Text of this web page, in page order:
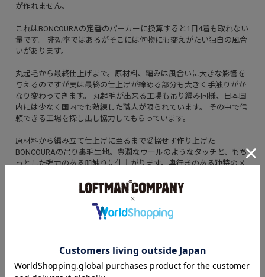
アイテム詳細
が作れません。
これはBONCOURAの定番のパーカーに換算すると1日4着も取れない
量です。 非効率ではあるがそこには何物にも変えがたい独自の風合
いがあります。
丸起毛から最終仕上げまで。原材料、編みは風合いに大きな影響を
与えるのですが実は最終の仕上げが締める部分も大きく手触りがか
なり変わってきます。 丸起毛が出来る工場も吊り編み同様、日本国
内には少なく国内でも熟練した職人が限られています。 その中で信
頼できる工場を探し出し協力してもらっています。
原材料から編み立て仕上げに至るまで妥協せず作り上げた
BONCOURAの吊り裏毛生地。豊潤なウールのようなタッチと、もち
っとした弾力のある肌触りに仕上がります。奥行きのある独特のメ
縦の縮みを防ぎ、脇にガゼットを施すことで横の縮みも防いでいま
す。フードはしっかりと立つような形状にこだわったほか、ゆった
りとした着こなしができるサイズ感にしています。